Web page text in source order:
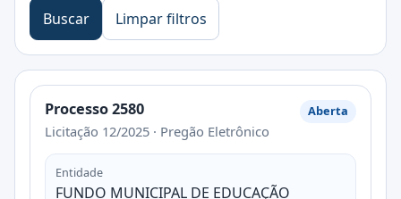
Buscar Limpar filtros
Processo 2580
Licitação 12/2025 · Pregão Eletrônico
Aberta
Entidade
FUNDO MUNICIPAL DE EDUCAÇÃO